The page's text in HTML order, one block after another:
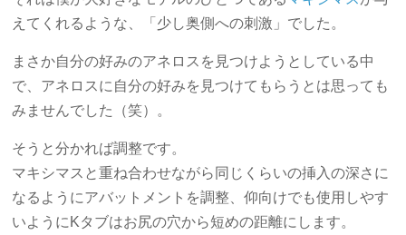
えてくれるような、「少し奥側への刺激」でした。
まさか自分の好みのアネロスを見つけようとしている中
で、アネロスに自分の好みを見つけてもらうとは思っても
みませんでした（笑）。
そうと分かれば調整です。
マキシマスと重ね合わせながら同じくらいの挿入の深さに
なるようにアバットメントを調整、仰向けでも使用しやす
いようにKタブはお尻の穴から短めの距離にします。